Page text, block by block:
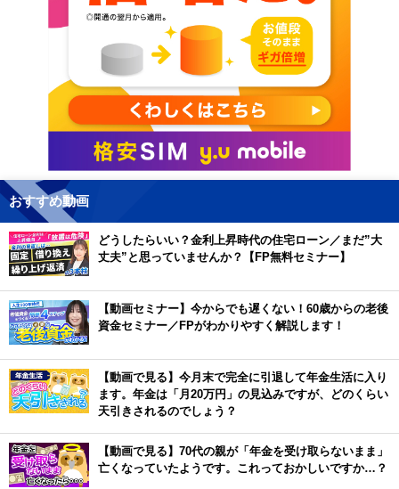
おすすめ動画
どうしたらいい？金利上昇時代の住宅ローン／まだ”大
丈夫”と思っていませんか？【FP無料セミナー】
【動画セミナー】今からでも遅くない！60歳からの老後
資金セミナー／FPがわかりやすく解説します！
【動画で見る】今月末で完全に引退して年金生活に入り
ます。年金は「月20万円」の見込みですが、どのくらい
天引きされるのでしょう？
【動画で見る】70代の親が「年金を受け取らないまま」
亡くなっていたようです。これっておかしいですか…？